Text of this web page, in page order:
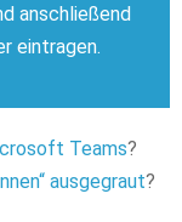
anschließend
eintragen.
Teams?
ausgegraut?